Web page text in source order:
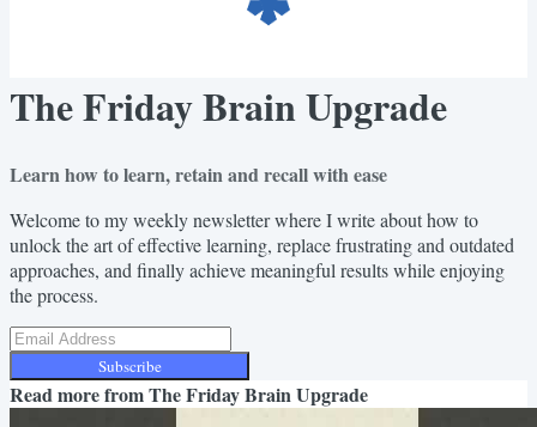
The Friday Brain Upgrade
Learn how to learn, retain and recall with ease
Welcome to my weekly newsletter where I write about how to
unlock the art of effective learning, replace frustrating and outdated
approaches, and finally achieve meaningful results while enjoying
the process.
Subscribe
Read more fromThe Friday Brain Upgrade